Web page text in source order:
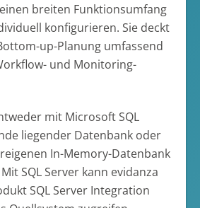
breiten Funktionsumfang
konfigurieren. Sie deckt
up-Planung umfassend
und Monitoring-
mit Microsoft SQL
liegender Datenbank oder
In-Memory-Datenbank
SQL Server kann evidanza
SQL Server Integration